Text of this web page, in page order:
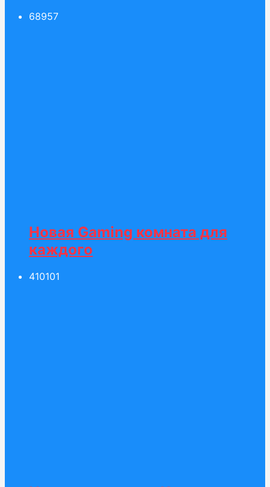
68957
Новая Gaming комната для
каждого
410101